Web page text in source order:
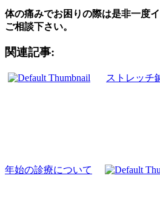
体の痛みでお困りの際は是非一度
ご相談下さい。
関連記事:
ストレッチ
年始の診療について